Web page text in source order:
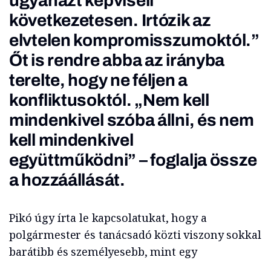
következetesen. Irtózik az
elvtelen kompromisszumoktól.”
Őt is rendre abba az irányba
terelte, hogy ne féljen a
konfliktusoktól. „Nem kell
mindenkivel szóba állni, és nem
kell mindenkivel
együttműködni” – foglalja össze
a hozzáállását.
Pikó úgy írta le kapcsolatukat, hogy a
polgármester és tanácsadó közti viszony sokkal
barátibb és személyesebb, mint egy